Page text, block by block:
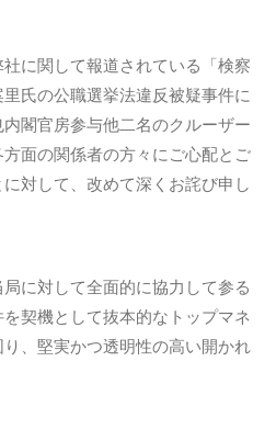
に関して報道されている「検察
氏の公職選挙法違反被疑事件に
閣官房参与他二名のクルーザー
面の関係者の方々にご心配とご
対して、改めて深くお詫び申し
に対して全面的に協力して参る
契機として抜本的なトップマネ
、堅実かつ透明性の高い開かれ